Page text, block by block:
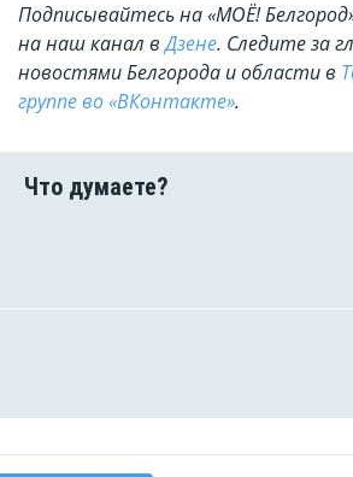
Подписывайтесь на «МОЁ!
на наш канал вДзене. Cледите за
новостями Белгорода и области в
группе во «ВКонтакте».